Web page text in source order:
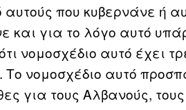
που κυβερνάνε ή
και για το λόγο αυτό
νομοσχέδιο αυτό έχει
Το νομοσχέδιο αυτό
για τους Αλβανούς, τους